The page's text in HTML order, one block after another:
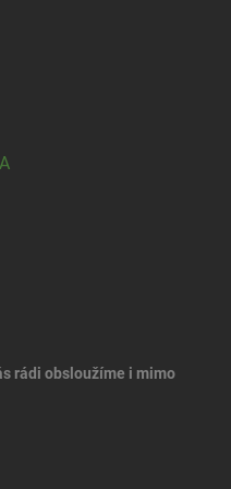
rádi obsloužíme i mimo